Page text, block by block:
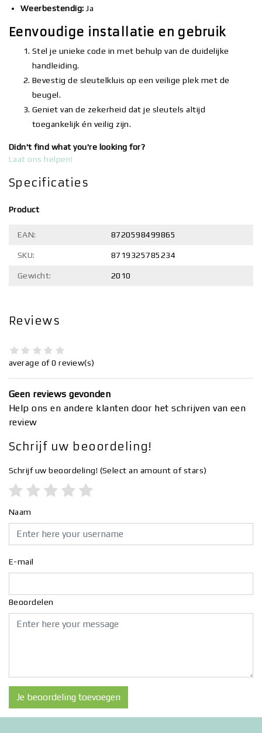
Weerbestendig: Ja
Eenvoudige installatie en gebruik
Stel je unieke code in met behulp van de duidelijke
handleiding.
Bevestig de sleutelkluis op een veilige plek met de
beugel.
Geniet van de zekerheid dat je sleutels altijd
toegankelijk én veilig zijn.
Didn't find what you're looking for?
Laat ons helpen!
Specificaties
Product
EAN: 8720598499865
SKU: 8719325785234
Gewicht: 2010
Reviews
average of 0 review(s)
Geen reviews gevonden
Help ons en andere klanten door het schrijven van een
review
Schrijf uw beoordeling!
Schrijf uw beoordeling! (Select an amount of stars)
Naam
E-mail
Beoordelen
Je beoordeling toevoegen